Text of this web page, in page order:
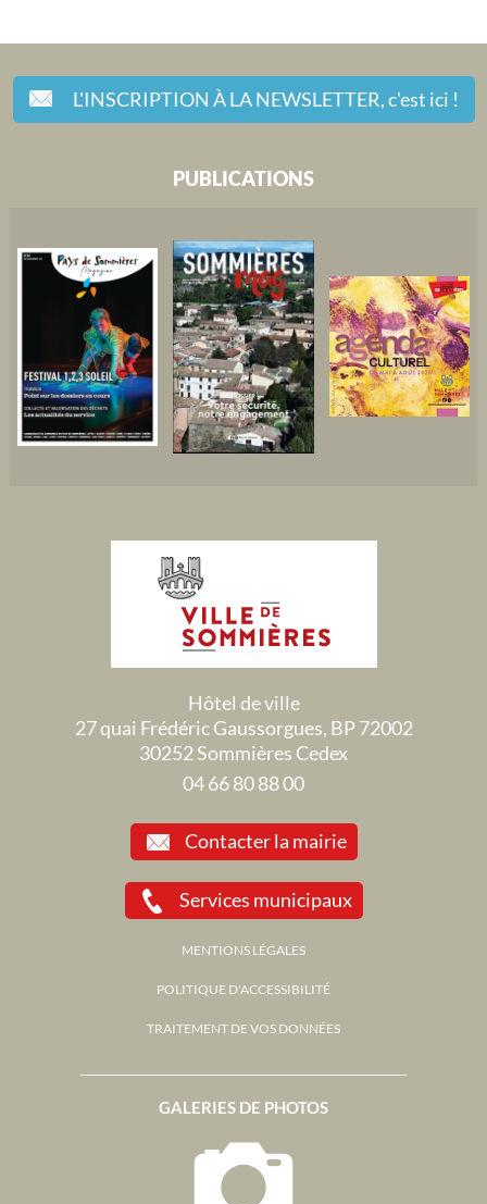
L'INSCRIPTION À LA NEWSLETTER,c'est ici !
GALERIES DE PHOTOS
PUBLICATIONS
Hôtel de ville
27 quai Frédéric Gaussorgues, BP 72002
30252 Sommières Cedex
04 66 80 88 00
Contacter la mairie
Services municipaux
MENTIONS LÉGALES
POLITIQUE D'ACCESSIBILITÉ
TRAITEMENT DE VOS DONNÉES